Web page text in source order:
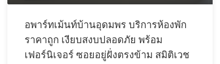
อพาร์ทเม้นท์บ้านอุดมพร บริการห้องพัก
ราคาถูก เงียบสงบปลอดภัย พร้อม
เฟอร์นิเจอร์ ซอยอยู่ฝั่งตรงข้าม สมิติเวช